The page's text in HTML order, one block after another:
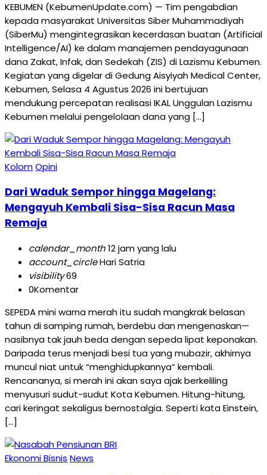
KEBUMEN (KebumenUpdate.com) — Tim pengabdian
kepada masyarakat Universitas Siber Muhammadiyah
(SiberMu) mengintegrasikan kecerdasan buatan (Artificial
Intelligence/AI) ke dalam manajemen pendayagunaan
dana Zakat, Infak, dan Sedekah (ZIS) di Lazismu Kebumen.
Kegiatan yang digelar di Gedung Aisyiyah Medical Center,
Kebumen, Selasa 4 Agustus 2026 ini bertujuan
mendukung percepatan realisasi IKAL Unggulan Lazismu
Kebumen melalui pengelolaan dana yang […]
KolomOpini
Dari Waduk Sempor hingga Magelang:
Mengayuh Kembali Sisa-Sisa Racun Masa
Remaja
calendar_month12 jam yang lalu
account_circleHari Satria
visibility69
0Komentar
SEPEDA mini warna merah itu sudah mangkrak belasan
tahun di samping rumah, berdebu dan mengenaskan—
nasibnya tak jauh beda dengan sepeda lipat keponakan.
Daripada terus menjadi besi tua yang mubazir, akhirnya
muncul niat untuk “menghidupkannya” kembali.
Rencananya, si merah ini akan saya ajak berkeliling
menyusuri sudut-sudut Kota Kebumen. Hitung-hitung,
cari keringat sekaligus bernostalgia. Seperti kata Einstein,
[…]
Ekonomi Bisnis News